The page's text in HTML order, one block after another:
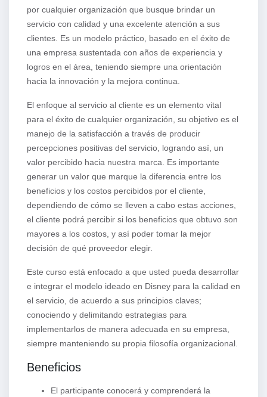
por cualquier organización que busque brindar un
servicio con calidad y una excelente atención a sus
clientes. Es un modelo práctico, basado en el éxito de
una empresa sustentada con años de experiencia y
logros en el área, teniendo siempre una orientación
hacia la innovación y la mejora continua.
El enfoque al servicio al cliente es un elemento vital
para el éxito de cualquier organización, su objetivo es el
manejo de la satisfacción a través de producir
percepciones positivas del servicio, logrando así, un
valor percibido hacia nuestra marca. Es importante
generar un valor que marque la diferencia entre los
beneficios y los costos percibidos por el cliente,
dependiendo de cómo se lleven a cabo estas acciones,
el cliente podrá percibir si los beneficios que obtuvo son
mayores a los costos, y así poder tomar la mejor
decisión de qué proveedor elegir.
Este curso está enfocado a que usted pueda desarrollar
e integrar el modelo ideado en Disney para la calidad en
el servicio, de acuerdo a sus principios claves;
conociendo y delimitando estrategias para
implementarlos de manera adecuada en su empresa,
siempre manteniendo su propia filosofía organizacional.
Beneficios
El participante conocerá y comprenderá la